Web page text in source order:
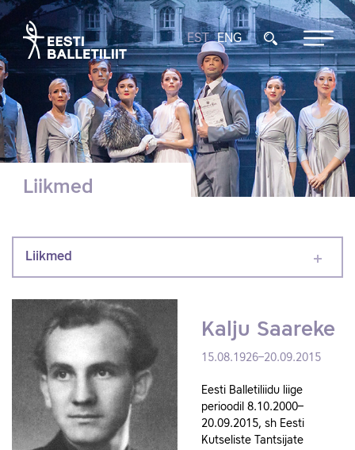
EST ENG
Liikmed
Liikmed
Kalju Saareke
15.08.1926–20.09.2015
Eesti Balletiliidu liige
perioodil 8.10.2000–
20.09.2015, sh Eesti
Kutseliste Tantsijate